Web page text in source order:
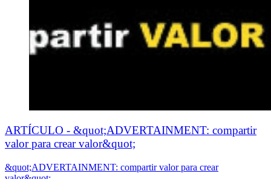
ARTÍCULO - &quot;ADVERTAINMENT: compartir
valor para crear valor&quot;
&quot;ADVERTAINMENT: compartir valor para crear